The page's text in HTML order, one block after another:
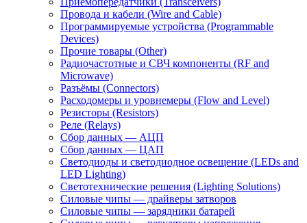
Провода и кабели (Wire and Cable)
Программируемые устройства (Programmable
Devices)
Прочие товары (Other)
Радиочастотные и СВЧ компоненты (RF and
Microwave)
Разъёмы (Connectors)
Расходомеры и уровнемеры (Flow and Level)
Резисторы (Resistors)
Реле (Relays)
Сбор данных — АЦП
Сбор данных — ЦАП
Светодиоды и светодиодное освещение (LEDs and
LED Lighting)
Светотехнические решения (Lighting Solutions)
Силовые чипы — драйверы затворов
Силовые чипы — зарядники батарей